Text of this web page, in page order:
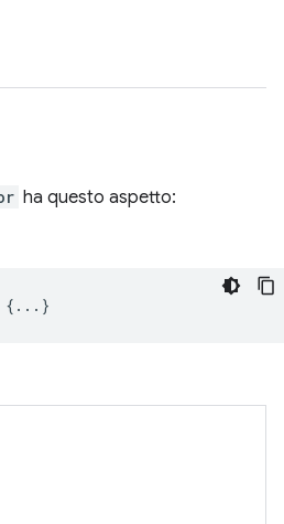
ha questo aspetto:
{...}